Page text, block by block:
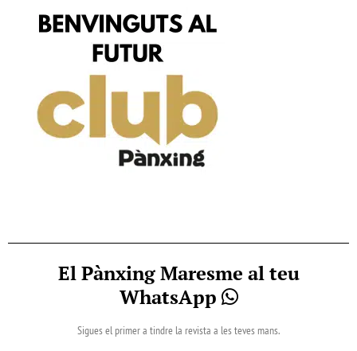
El Pànxing Maresme al teu
WhatsApp
Sigues el primer a tindre la revista a les teves mans.